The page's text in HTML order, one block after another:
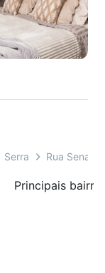
Serra Rua